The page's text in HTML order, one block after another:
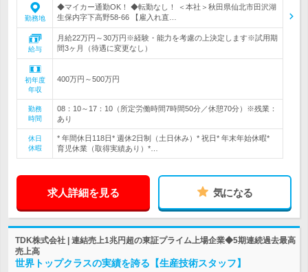
勤務地
◆マイカー通勤OK！ ◆転勤なし！ ＜本社＞秋田県仙北市田沢湖
生保内字下高野58-66 【雇入れ直…
給与
月給22万円～30万円※経験・能力を考慮の上決定します※試用期
間3ヶ月（待遇に変更なし）
初年度
年収
400万円～500万円
勤務
時間
08：10～17：10（所定労働時間7時間50分／休憩70分）※残業：
あり
休日
休暇
* 年間休日118日* 週休2日制（土日休み）* 祝日* 年末年始休暇*
育児休業（取得実績あり）*…
求人詳細を見る 気になる
TDK株式会社 | 連結売上1兆円超の東証プライム上場企業◆5期連続過去最高
売上高
世界トップクラスの実績を誇る【生産技術スタッフ】